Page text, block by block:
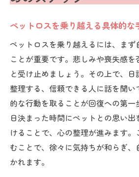
ペットロスを乗り越える具体的な
ペットロスを乗り越えるには、まず
ことが重要です。悲しみや喪失感を
と受け止めましょう。その上で、
整理する、信頼できる人に話を聞
的な行動を取ることが回復への第
日決まった時間にペットとの思い
けることで、心の整理が進みます
むことで、徐々に気持ちが和らぎ
かれます。